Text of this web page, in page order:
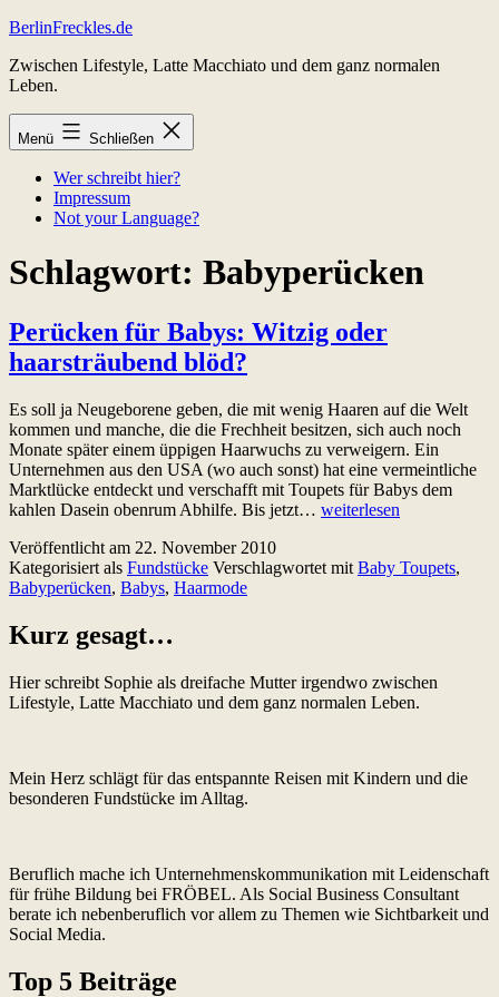
Zum
springen
BerlinFreckles.de
Zwischen Lifestyle, Latte Macchiato und dem ganz normalen
Leben.
Menü Schließen
Wer schreibt hier?
Impressum
Not your Language?
Schlagwort: Babyperücken
Perücken für Babys: Witzig oder
haarsträubend blöd?
Es soll ja Neugeborene geben, die mit wenig Haaren auf die Welt
kommen und manche, die die Frechheit besitzen, sich auch noch
Monate später einem üppigen Haarwuchs zu verweigern. Ein
Unternehmen aus den USA (wo auch sonst) hat eine vermeintliche
Marktlücke entdeckt und verschafft mit Toupets für Babys dem
kahlen Dasein obenrum Abhilfe. Bis jetzt… Perücken
Witzig
weiterlesen
Veröffentlicht am 22. November 2010
Kategorisiert als Fundstücke Verschlagwortet mit Baby Toupets,
Babyperücken, Babys, Haarmode
Kurz gesagt…
Hier schreibt Sophie als dreifache Mutter irgendwo zwischen
Lifestyle, Latte Macchiato und dem ganz normalen Leben.
Mein Herz schlägt für das entspannte Reisen mit Kindern und die
besonderen Fundstücke im Alltag.
Beruflich mache ich Unternehmenskommunikation mit Leidenschaft
für frühe Bildung bei FRÖBEL. Als Social Business Consultant
berate ich nebenberuflich vor allem zu Themen wie Sichtbarkeit und
Social Media.
Top 5 Beiträge